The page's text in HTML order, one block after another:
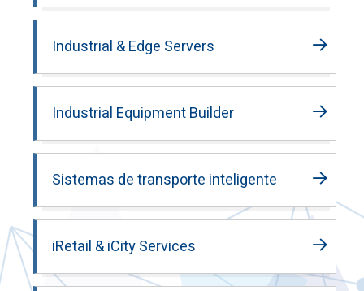
Industrial & Edge Servers
Industrial Equipment Builder
Sistemas de transporte inteligente
iRetail & iCity Services